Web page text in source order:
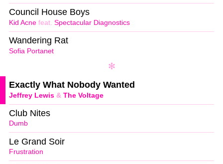
Kid Acne feat. Spectacular Diagnostics
Council House Boys
Sofia Portanet
Wandering Rat
Jeffrey Lewis & The Voltage
Exactly What Nobody Wanted
Dumb
Club Nites
Frustration
Le Grand Soir